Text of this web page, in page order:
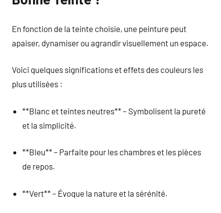
En fonction de la teinte choisie, une peinture peut
apaiser, dynamiser ou agrandir visuellement un espace.
Voici quelques significations et effets des couleurs les
plus utilisées :
**Blanc et teintes neutres** – Symbolisent la pureté
et la simplicité.
**Bleu** – Parfaite pour les chambres et les pièces
de repos.
**Vert** – Évoque la nature et la sérénité.